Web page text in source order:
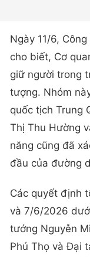
Ngày 11/6,
cho biết, ​Cơ
giữ người trong
tượng. Nhóm
quốc tịch Trung
Thị Thu Hường
năng cũng đã
đầu của đường
​Các quyết định
và 7/6/2026
tướng Nguyễn
Phú Thọ và Đại